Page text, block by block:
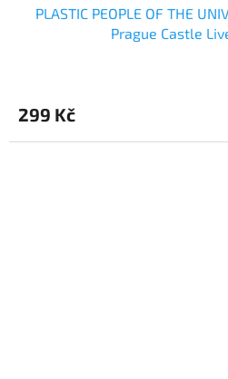
PLASTIC PEOPLE OF THE
Prague Castle
299 Kč